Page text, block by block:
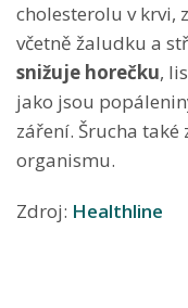
cholesterolu v krvi,
včetně žaludku a
snižuje horečku,
jako jsou
záření. Šrucha
organismu.
Zdroj: Healthline